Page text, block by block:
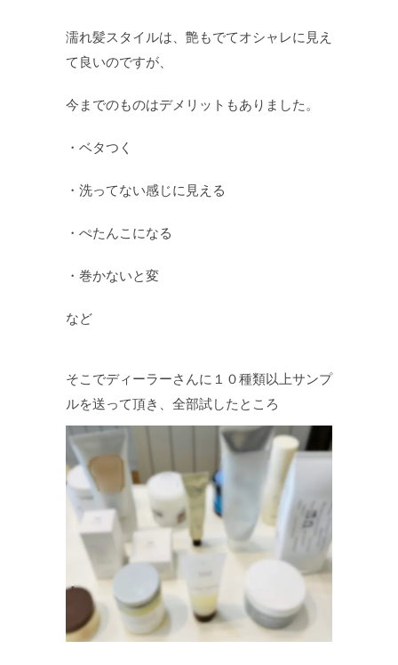
濡れ髪スタイルは、艶もでてオシャレに見え
て良いのですが、
今までのものはデメリットもありました。
・ベタつく
・洗ってない感じに見える
・ぺたんこになる
・巻かないと変
など
そこでディーラーさんに１０種類以上サンプ
ルを送って頂き、全部試したところ